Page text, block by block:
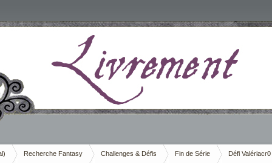
Recherche Fantasy Challenges & Défis Fin de Série Défi Valériacr0